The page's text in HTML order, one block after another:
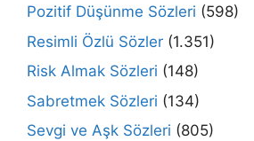
Pozitif Düşünme Sözleri (598)
Resimli Özlü Sözler (1.351)
Risk Almak Sözleri (148)
Sabretmek Sözleri (134)
Sevgi ve Aşk Sözleri (805)